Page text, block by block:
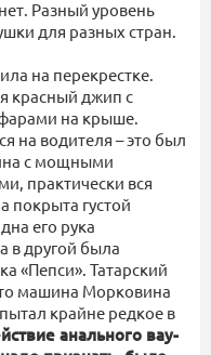
Разный уровень
для разных стран.
на перекрестке.
красный джип с
на крыше.
на водителя – это был
с мощными
практически вся
покрыта густой
его рука
в другой была
«Пепси». Татарский
машина Морковина
крайне редкое в
анального вау-